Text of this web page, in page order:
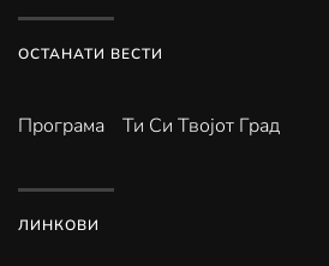
ОСТАНАТИ ВЕСТИ
Програма Ти Си Твојот Град
ЛИНКОВИ